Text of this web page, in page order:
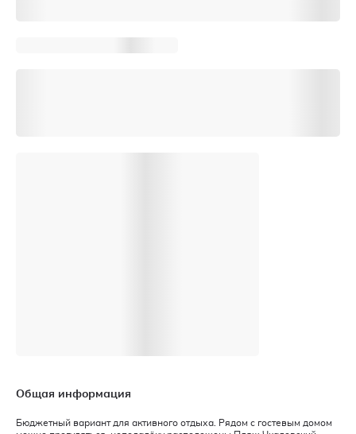
Общая информация
Бюджетный вариант для активного отдыха. Рядом с гостевым домом